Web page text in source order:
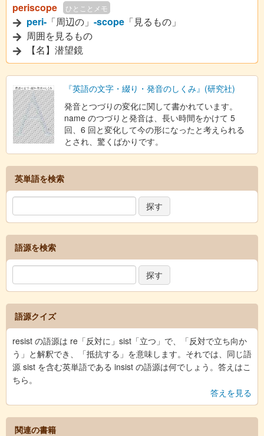
periscope
ひとことメモ
peri- 「周辺の」 -scope 「見るもの」
周囲を見るもの
【名】潜望鏡
『英語の文字・綴り・発音のしくみ』(研究社)
発音とつづりの変化に関して書かれています。
name のつづりと発音は、長い時間をかけて 5
回、6 回と変化して今の形になったと考えられる
とされ、驚くばかりです。
英単語を検索
語源を検索
語源クイズ
resist の語源は re「反対に」sist「立つ」で、「反対で立ち向か
う」と解釈でき、「抵抗する」を意味します。それでは、同じ語
源 sist を含む英単語である insist の語源は何でしょう。答えはこ
ちら。
答えを見る
関連の書籍